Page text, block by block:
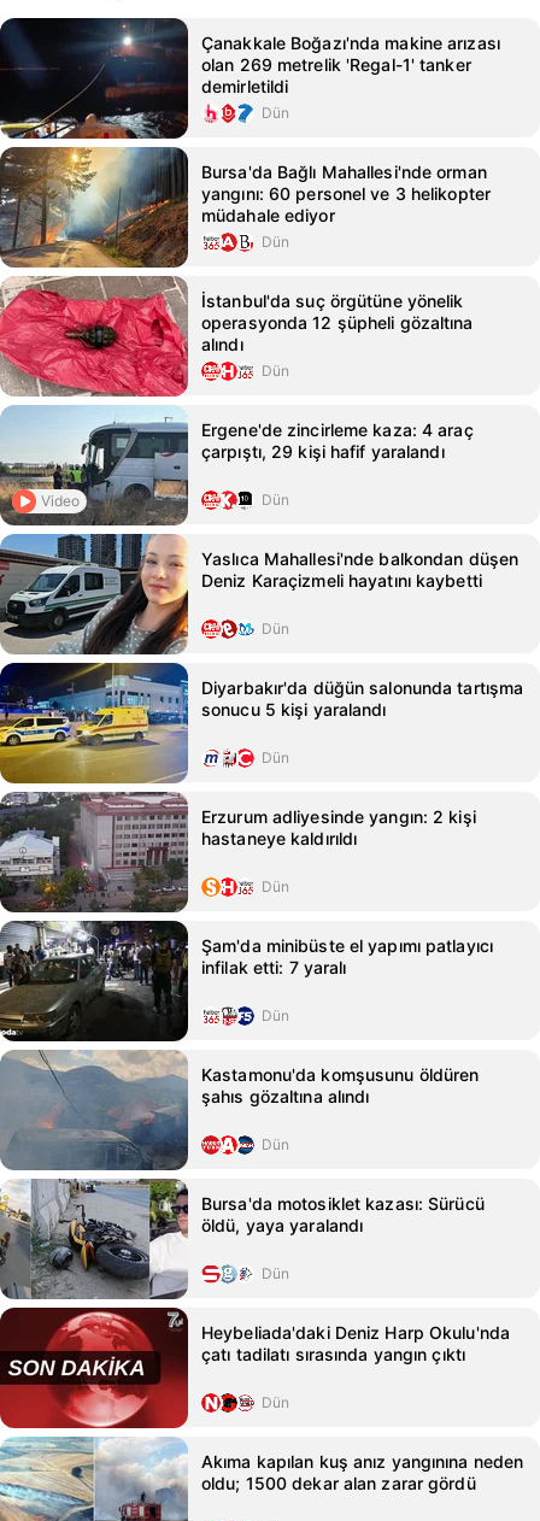
Çanakkale Boğazı'nda makine arızası
olan 269 metrelik 'Regal-1' tanker
demirletildi
Dün
Bursa'da Bağlı Mahallesi'nde orman
yangını: 60 personel ve 3 helikopter
müdahale ediyor
Dün
İstanbul'da suç örgütüne yönelik
operasyonda 12 şüpheli gözaltına
alındı
Dün
Video
Ergene'de zincirleme kaza: 4 araç
çarpıştı, 29 kişi hafif yaralandı
Dün
Yaslıca Mahallesi'nde balkondan düşen
Deniz Karaçizmeli hayatını kaybetti
Dün
Diyarbakır'da düğün salonunda tartışma
sonucu 5 kişi yaralandı
Dün
Erzurum adliyesinde yangın: 2 kişi
hastaneye kaldırıldı
Dün
Şam'da minibüste el yapımı patlayıcı
infilak etti: 7 yaralı
Dün
Kastamonu'da komşusunu öldüren
şahıs gözaltına alındı
Dün
Bursa'da motosiklet kazası: Sürücü
öldü, yaya yaralandı
Dün
Heybeliada'daki Deniz Harp Okulu'nda
çatı tadilatı sırasında yangın çıktı
Dün
Akıma kapılan kuş anız yangınına neden
oldu; 1500 dekar alan zarar gördü